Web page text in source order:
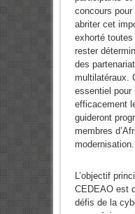
concours
abriter cet
exhorté
rester
des
multilatéraux.
essentiel
efficacement
guideront
membres
modernisation.
L’objectif
CEDEAO est
défis de la